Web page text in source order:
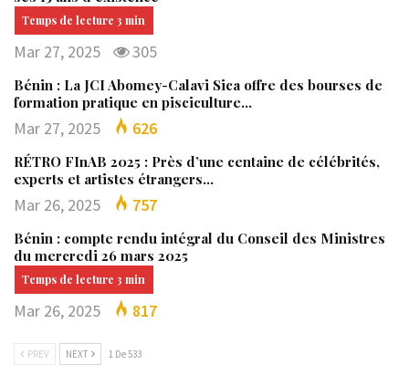
Mar 27, 2025 305
Bénin : La JCI Abomey-Calavi Sica offre des bourses de
formation pratique en pisciculture…
Mar 27, 2025 626
RÉTRO FInAB 2025 : Près d’une centaine de célébrités,
experts et artistes étrangers…
Mar 26, 2025 757
Bénin : compte rendu intégral du Conseil des Ministres
du mercredi 26 mars 2025
Mar 26, 2025 817
PREV NEXT 1 De 533